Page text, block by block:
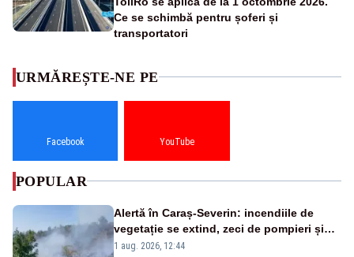
Ce se schimbă pentru șoferi și
transportatori
URMĂREȘTE-NE PE
Facebook YouTube
POPULAR
Alertă în Caraș-Severin: incendiile de
vegetație se extind, zeci de pompieri și
silvicultori se luptă cu flăcările - VIDEO
1 aug. 2026, 12:44